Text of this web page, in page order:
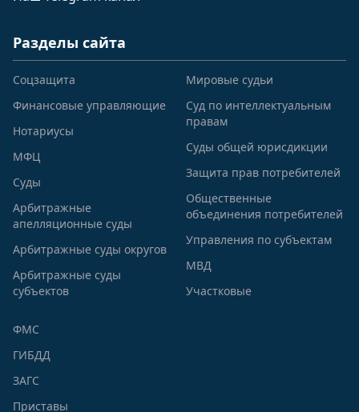
Разделы сайта
Соцзащита
Финансовые управляющие
Нотариусы
МФЦ
Суды
Арбитражные
апелляционные суды
Арбитражные суды округов
Арбитражные суды
субъектов
Мировые судьи
Суд по интеллектуальным
правам
Суды общей юрисдикции
Защита прав потребителей
Общественные
объединения потребителей
Управления по субъектам
МВД
Участковые
ФМС
ГИБДД
ЗАГС
Приставы